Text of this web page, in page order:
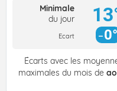
Minimale
du jour
Ecart 0°
Écarts avec les
maximales du mois de